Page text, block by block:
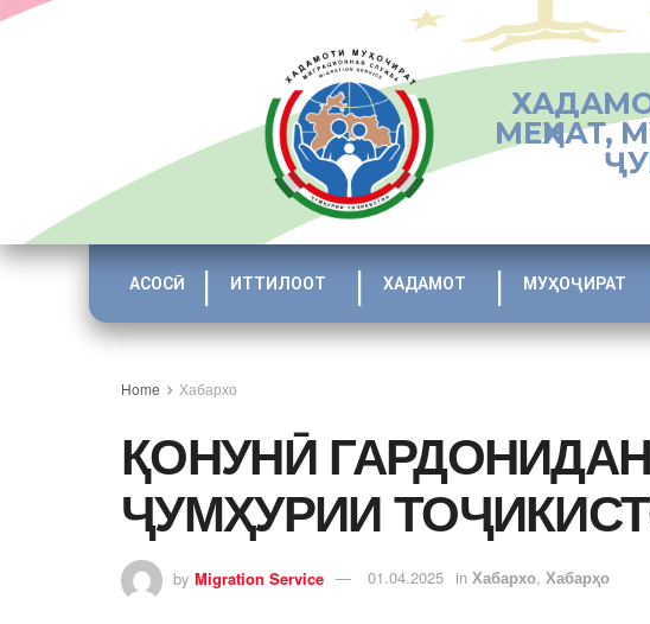
МЕҲНАТ,
АСОСӢ ИТТИЛООТ ХАДАМОТ МУҲОҶИРАТ
Home Хабархо
ҚОНУНӢ
ҶУМҲУРИИ
by Migration Service 01.04.2025 in Хабархо, Хабарҳо